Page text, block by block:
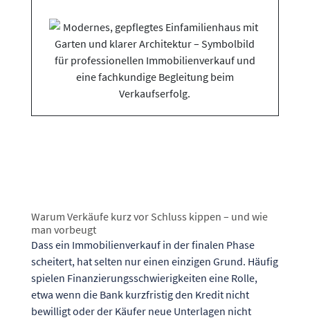
Warum Verkäufe kurz vor Schluss kippen – und wie
man vorbeugt
Dass ein Immobilienverkauf in der finalen Phase
scheitert, hat selten nur einen einzigen Grund. Häufig
spielen Finanzierungsschwierigkeiten eine Rolle,
etwa wenn die Bank kurzfristig den Kredit nicht
bewilligt oder der Käufer neue Unterlagen nicht